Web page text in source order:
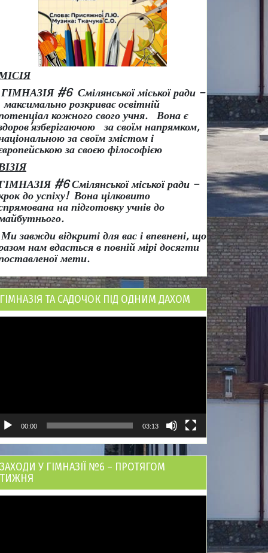
ГІМНАЗІЯ #6 Смілянської міської ради –
розкриває освітній
кожного свого учня.
Вона є
’язберігаючою за своїм напрямком,
за своїм змістом і
за своєю філософією
#6 Смілянської міської ради –
до успіху! Вона цілковито
на підготовку учнів до
Ми завжди відкриті для вас і впевнені, що
нам вдасться в повній мірі досягти
мети.
ГІМНАЗІЯ ТА САДОЧОК ПІД ОДНИМ ДАХОМ
00:00 03:13
ЗАХОДИ У ГІМНАЗІЇ №6 – ПРОТЯГОМ
ТИЖНЯ